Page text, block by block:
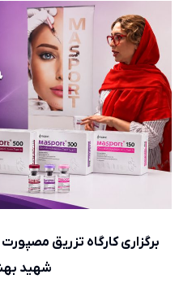
برگزاری کارگاه تزریق
شهید